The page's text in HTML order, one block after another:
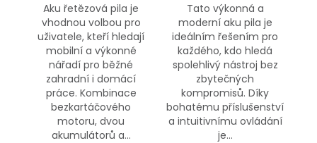
Aku řetězová pila je
vhodnou volbou pro
uživatele, kteří hledají
mobilní a výkonné
nářadí pro běžné
zahradní i domácí
práce. Kombinace
bezkartáčového
motoru, dvou
akumulátorů a...
Tato výkonná a
moderní aku pila je
ideálním řešením pro
každého, kdo hledá
spolehlivý nástroj bez
zbytečných
kompromisů. Díky
bohatému příslušenství
a intuitivnímu ovládání
je...